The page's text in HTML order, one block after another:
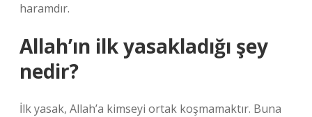
haramdır.
Allah’ın ilk yasakladığı şey
nedir?
İlk yasak, Allah’a kimseyi ortak koşmamaktır. Buna